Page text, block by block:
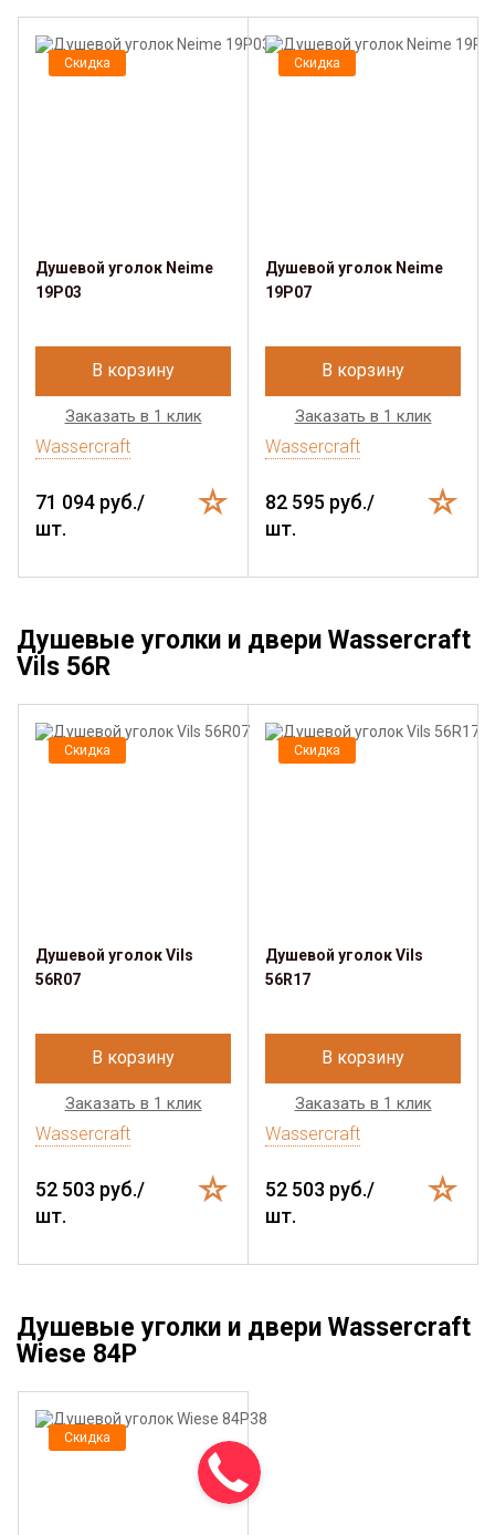
Скидка
Душевой уголок Neime
19P03
В корзину
Заказать в 1 клик
Wassercraft
71 094 руб./
шт.
Скидка
Душевой уголок Neime
19P07
В корзину
Заказать в 1 клик
Wassercraft
82 595 руб./
шт.
Душевые уголки и двери Wassercraft
Vils 56R
Скидка
Душевой уголок Vils
56R07
В корзину
Заказать в 1 клик
Wassercraft
52 503 руб./
шт.
Скидка
Душевой уголок Vils
56R17
В корзину
Заказать в 1 клик
Wassercraft
52 503 руб./
шт.
Душевые уголки и двери Wassercraft
Wiese 84P
Скидка